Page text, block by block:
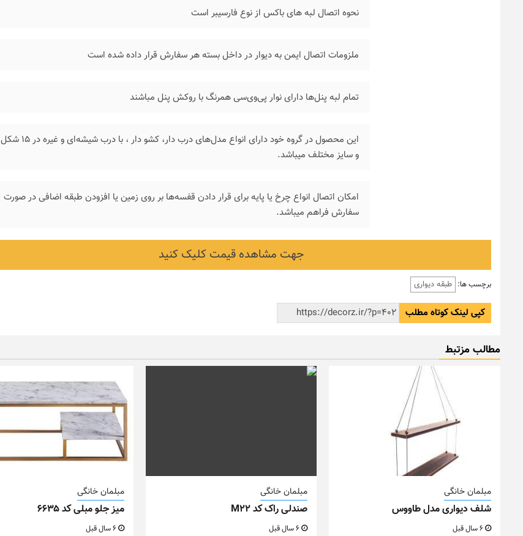
نحوه اتصال لبه های باکس از نوع فارسیبر است
ملزومات اتصال ایمن به دیوار در داخل بسته هر سفارش قرار داده شده است
تمام لبه پنل‌ها دارای نوار پی‌وی‌سی همرنگ با روکش پنل مباشند
این محصول در گروه خود دارای انواع مدل‌های درب دار، کشو دار ، با درب شیشه‌ای و غیره در ۱۵ شکل
و سایز مختلف میباشد.
امکان اتصال انواع چرخ یا پایه برای قرار دادن قفسه‌ها بر روی زمین یا افزودن طبقه اضافی در صورت
سفارش فراهم میباشد.
جهت مشاهده قیمت کلیک کنید
برچسب ها: طبقه دیواری
کپی لینک کوتاه مطلب
مطالب مزتبط
مبلمان خانگی
شلف دیواری مدل طاووس
مبلمان خانگی
صندلی راک کد M22
6 سال قبل
مبلمان خانگی
میز جلو مبلی کد ۶۶۳۵
6 سال قبل